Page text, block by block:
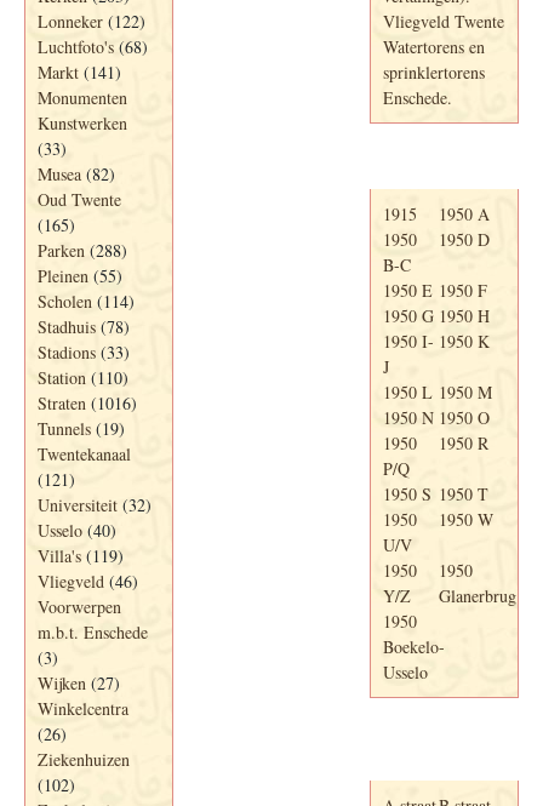
Lonneker (122)
Luchtfoto's (68)
Markt (141)
Monumenten
Kunstwerken
(33)
Musea (82)
Oud Twente
(165)
Parken (288)
Pleinen (55)
Scholen (114)
Stadhuis (78)
Stadions (33)
Station (110)
Straten (1016)
Tunnels (19)
Twentekanaal
(121)
Universiteit (32)
Usselo (40)
Villa's (119)
Vliegveld (46)
Voorwerpen
m.b.t. Enschede
(3)
Wijken (27)
Winkelcentra
(26)
Ziekenhuizen
(102)
Vliegveld Twente
Watertorens en
sprinklertorens
Enschede.
1915
1950 A
1950
B-C
1950 D
1950 E 1950 F
1950 G 1950 H
1950 I-
J
1950 K
1950 L 1950 M
1950 N 1950 O
1950
P/Q
1950 R
1950 S 1950 T
1950
U/V
1950 W
1950
Y/Z
1950
Glanerbrug
1950
Boekelo-
Usselo